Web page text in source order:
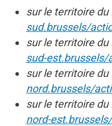
sur le territoire du
sud.brussels/
sur le territoire du
sud-
sur le territoire
nord.brussels/
sur le territoire du
nord-